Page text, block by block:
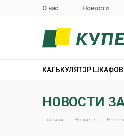
О нас Новости
КАЛЬКУЛЯТОР
НОВОСТИ
Главная Новости